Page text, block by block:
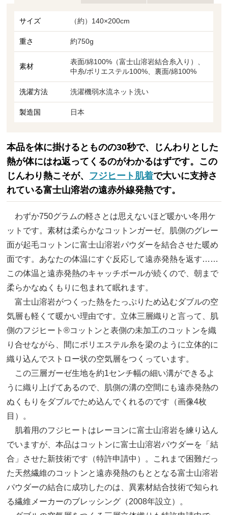
サイズ （約）140×200cm
重さ 約750g
素材
表面/綿100%（富士山溶岩結合糸入り）、
中糸/ポリエステル100%、裏面/綿100%
洗濯方法 洗濯機弱水流ネット洗い
製造国 日本
本品を体に掛けるとものの30秒で、じんわりとした
熱が体にはね返ってくるのがわかるはずです。この
じんわり熱こそが、 フジヒート肌着で大いに支持さ
れている富士山溶岩の遠赤外線発熱です。
わずか750グラムの軽さとは思えないほど暖かい冬用ケ
ットです。素材は柔らかなコットンガーゼ。肌側のグレー
面が起毛コットンに富士山溶岩パウダーを結合させた暖め
面です。あなたの体温にすぐ反応して遠赤発熱を返す……
この体温と遠赤発熱のキャッチボールが続くので、朝まで
柔らかなぬくもりに包まれて眠れます。
富士山溶岩がつくった熱をたっぷりため込むダブルの空
気層も軽くて暖かい理由です。立体三層織りと言って、肌
側のフジヒート®コットンと表側の未加工のコットンを織
り合せながら、間にポリエステル糸を梁のように立体的に
織り込んでストロー状の空気層をつくっています。
この三層ガーゼ生地を約1センチ幅の細い溝ができるよ
うに織り上げてあるので、肌側の溝の空間にも遠赤発熱の
ぬくもりをダブルでため込んでくれるのです（画像4枚
目）。
肌着用のフジヒートはレーヨンに富士山溶岩を練り込ん
でいますが、本品はコットンに富士山溶岩パウダーを「結
合」させた新技術です（特許申請中）。これまで困難だっ
た天然繊維のコットンと遠赤発熱のもととなる富士山溶岩
パウダーの結合に成功したのは、異素材結合技術で知られ
る繊維メーカーのブレッシング（2008年設立）。